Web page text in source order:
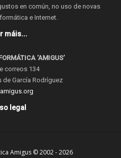
en común, no uso de novas
e Internet.
máis...
‘AMIGUS’
correos 134
de García Rodríguez
legal
Amigus © 2002 - 2026